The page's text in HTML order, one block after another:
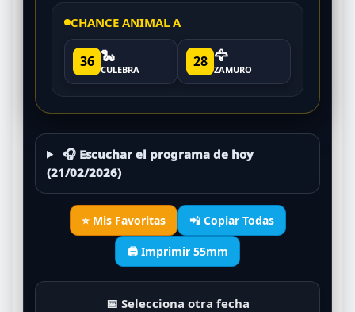
CHANCE ANIMAL A
36 🐍
CULEBRA 28 🦅
ZAMURO
🎧 Escuchar el programa de hoy
(21/02/2026)
⭐ Mis Favoritas 📲 Copiar Todas
🖨️ Imprimir 55mm
📅 Selecciona otra fecha